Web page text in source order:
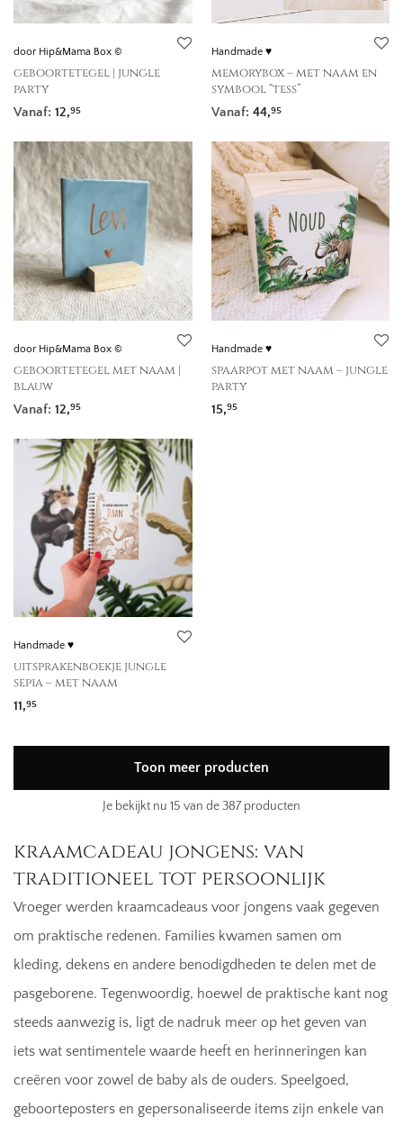
door Hip&Mama Box ©
geboortetegel | jungle
party
Vanaf: 12,95
Handmade ♥
memorybox – met naam en
symbool “tess”
Vanaf: 44,95
door Hip&Mama Box ©
geboortetegel met naam |
blauw
Vanaf: 12,95
Handmade ♥
spaarpot met naam – jungle
party
15,95
Handmade ♥
uitsprakenboekje jungle
sepia – met naam
11,95
Toon meer producten
Je bekijkt nu 15 van de 387 producten
kraamcadeau jongens: van
traditioneel tot persoonlijk
Vroeger werden kraamcadeaus voor jongens vaak gegeven
om praktische redenen. Families kwamen samen om
kleding, dekens en andere benodigdheden te delen met de
pasgeborene. Tegenwoordig, hoewel de praktische kant nog
steeds aanwezig is, ligt de nadruk meer op het geven van
iets wat sentimentele waarde heeft en herinneringen kan
creëren voor zowel de baby als de ouders. Speelgoed,
geboorteposters en gepersonaliseerde items zijn enkele van